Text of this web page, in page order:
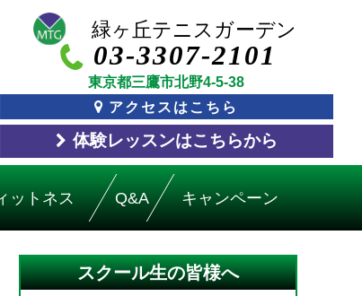
03-3307-2101
東京都三鷹市北野4-5-38
アクセスはこちら
体験レッスンはこちらから
ットネス Q&A キャンペーン
スクール生の皆様へ